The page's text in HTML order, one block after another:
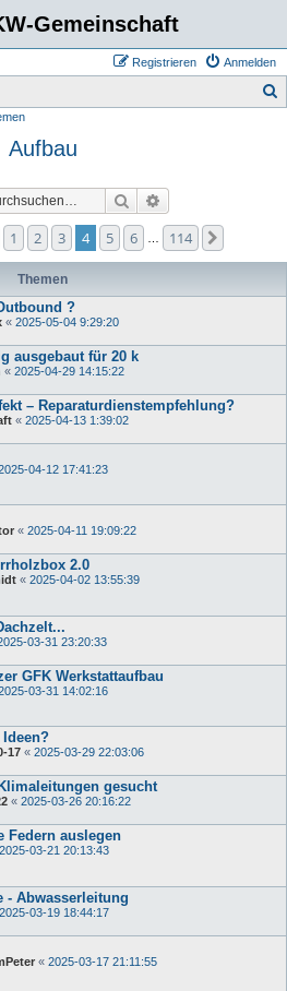
Gemeinschaft
Anmelden
Registrieren
Aufbau
Suche
von 114
Vorherige
1 2 3 4 5 6 114
Themen
?
« 2025-05-04 9:29:20
ausgebaut für 20 k
« 2025-04-29 14:15:22
– Reparaturdienstempfehlung?
« 2025-04-13 1:39:02
04-12 17:41:23
« 2025-04-11 19:09:22
2.0
« 2025-04-02 13:55:39
03-31 23:20:33
GFK Werkstattaufbau
03-31 14:02:16
17 « 2025-03-29 22:03:06
gesucht
« 2025-03-26 20:16:22
Federn auslegen
2025-03-21 20:13:43
- Abwasserleitung
2025-03-19 18:44:17
« 2025-03-17 21:11:55